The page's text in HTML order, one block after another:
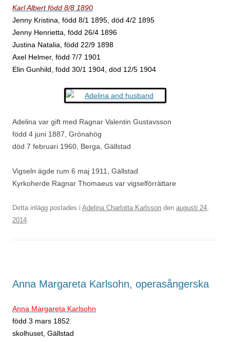
Karl Albert född 8/8 1890
Jenny Kristina, född 8/1 1895, död 4/2 1895
Jenny Henrietta, född 26/4 1896
Justina Natalia, född 22/9 1898
Axel Helmer, född 7/7 1901
Elin Gunhild, född 30/1 1904, död 12/5 1904
Adelina var gift med Ragnar Valentin Gustavsson
född 4 juni 1887, Grönahög
död 7 februari 1960, Berga, Gällstad
Vigseln ägde rum 6 maj 1911, Gällstad
Kyrkoherde Ragnar Thomaeus var vigselförrättare
Detta inlägg postades i Adelina Charlotta Karlsson den augusti 24,
2014.
Anna Margareta Karlsohn, operasångerska
Anna Margareta Karlsohn
född 3 mars 1852
skolhuset, Gällstad